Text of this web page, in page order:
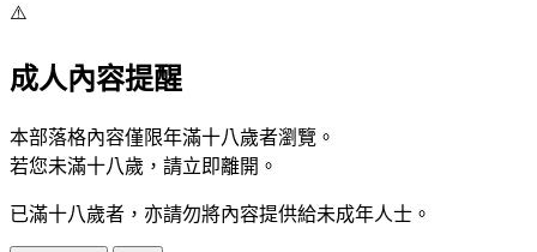
⚠️
成人內容提醒
本部落格內容僅限年滿十八歲者瀏覽。
若您未滿十八歲，請立即離開。
已滿十八歲者，亦請勿將內容提供給未成年人士。